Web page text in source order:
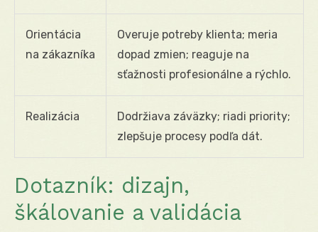
Orientácia
na zákazníka
Overuje potreby klienta; meria
dopad zmien; reaguje na
sťažnosti profesionálne a rýchlo.
Realizácia
Dodržiava záväzky; riadi priority;
zlepšuje procesy podľa dát.
Dotazník: dizajn,
škálovanie a validácia